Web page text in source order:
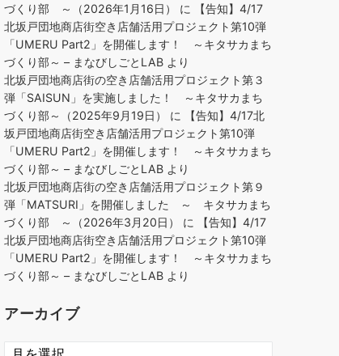
づくり部 ～（2026年1月16日）
に
【告知】4/17
北坂戸団地商店街空き店舗活用プロジェクト第10弾
「UMERU Part2」を開催します！ ～キタサカまち
づくり部～ – まなびしごとLAB より
北坂戸団地商店街の空き店舗活用プロジェクト第３
弾「SAISUN」を実施しました！ ～キタサカまち
づくり部～（2025年9月19日）
に
【告知】4/17北
坂戸団地商店街空き店舗活用プロジェクト第10弾
「UMERU Part2」を開催します！ ～キタサカまち
づくり部～ – まなびしごとLAB より
北坂戸団地商店街の空き店舗活用プロジェクト第９
弾「MATSURI」を開催しました ～ キタサカまち
づくり部 ～（2026年3月20日）
に
【告知】4/17
北坂戸団地商店街空き店舗活用プロジェクト第10弾
「UMERU Part2」を開催します！ ～キタサカまち
づくり部～ – まなびしごとLAB より
アーカイブ
ア